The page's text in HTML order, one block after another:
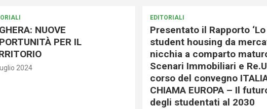
NUOVE
PER IL
2024
EDITORIALI
Presentato il Rapporto ‘Lo
student housing da
nicchia a comparto
Scenari Immobiliari e
corso del convegno
CHIAMA EUROPA – Il
degli studentati al 2030